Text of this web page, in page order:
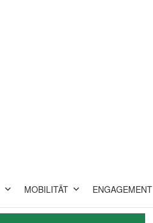
MOBILITÄT ENGAGEMENT